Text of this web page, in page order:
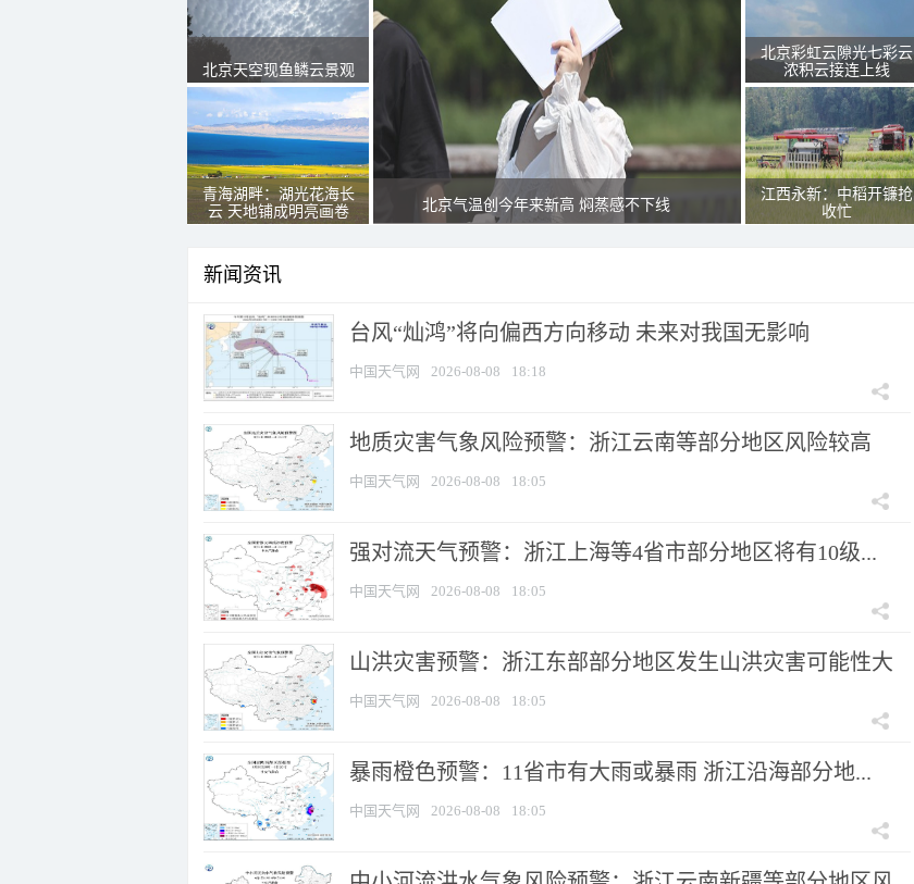
北京天空现鱼鳞云景观
青海湖畔：湖光花海长
云 天地铺成明亮画卷
北京气温创今年来新高 焖蒸感不下线
北京彩虹云隙光七彩云
浓积云接连上线
江西永新：中稻开镰抢
收忙
新闻资讯
台风“灿鸿”将向偏西方向移动 未来对我国无影响
中国天气网 2026-08-08 18:18
地质灾害气象风险预警：浙江云南等部分地区风险较高
中国天气网 2026-08-08 18:05
强对流天气预警：浙江上海等4省市部分地区将有10级...
中国天气网 2026-08-08 18:05
山洪灾害预警：浙江东部部分地区发生山洪灾害可能性大
中国天气网 2026-08-08 18:05
暴雨橙色预警：11省市有大雨或暴雨 浙江沿海部分地...
中国天气网 2026-08-08 18:05